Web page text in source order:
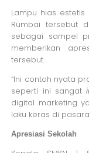
Lampu hias estetis
Rumbai tersebut
sebagai sampel
memberikan
tersebut.
“Ini contoh nyata
seperti ini sangat
digital marketing
laku keras di
Apresiasi Sekolah